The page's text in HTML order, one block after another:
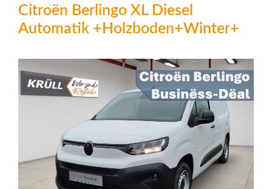
Citroën Berlingo XL Diesel
Automatik +Holzboden+Winter+